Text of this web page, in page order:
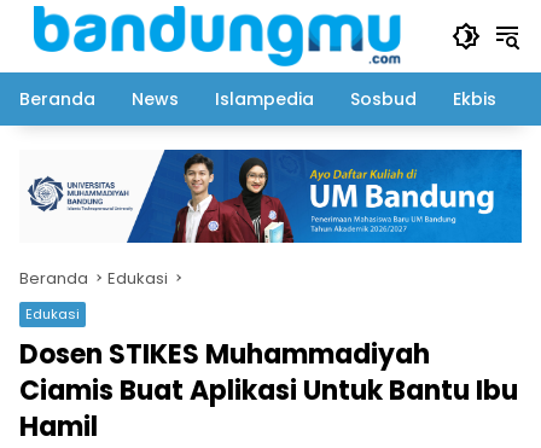
Langsung
Beranda
News Islampedia Sosbud Ekbis
Beranda Edukasi
Edukasi
Dosen STIKES Muhammadiyah
Ciamis Buat Aplikasi Untuk Bantu Ibu
Hamil